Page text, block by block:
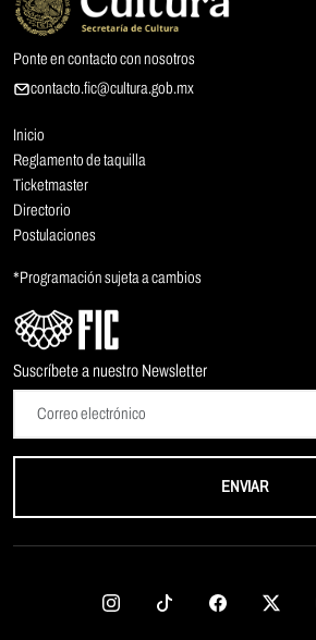
Ponte en contacto con nosotros
contacto.fic@cultura.gob.mx
Inicio
Reglamento de taquilla
Ticketmaster
Directorio
Postulaciones
*Programación sujeta a cambios
Suscríbete a nuestro Newsletter
ENVIAR